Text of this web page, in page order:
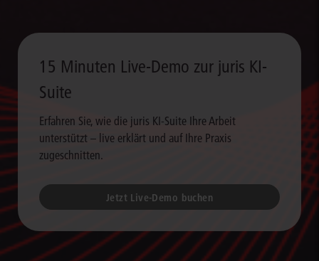
15 Minuten Live-Demo zur juris KI-
Suite
Erfahren Sie, wie die juris KI-Suite Ihre Arbeit
unterstützt – live erklärt und auf Ihre Praxis
zugeschnitten.
Jetzt Live-Demo buchen